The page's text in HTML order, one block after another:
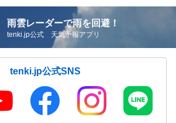
雨雲レーダーで雨を回避！
tenki.jp公式 天気予報アプリ
tenki.jp公式SNS